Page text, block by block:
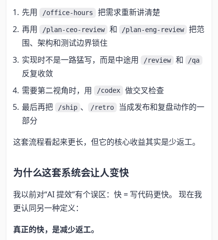
先用
/office-hours
把需求重新讲清楚
再用
/plan-ceo-review 和 /plan-eng-review 把范
围、架构和测试边界锁住
实现时不是一路猛写，而是中途用
/review 和 /qa
反复收敛
需要第二视角时，用
/codex
做交叉检查
最后再把
/ship 、 /retro
当成发布和复盘动作的一
部分
这套流程看起来更长，但它的核心收益其实是少返工。
为什么这套系统会让人变快
我以前对“AI 提效”有个误区：快 = 写代码更快。 现在我
更认同另一种定义：
真正的快，是减少返工。